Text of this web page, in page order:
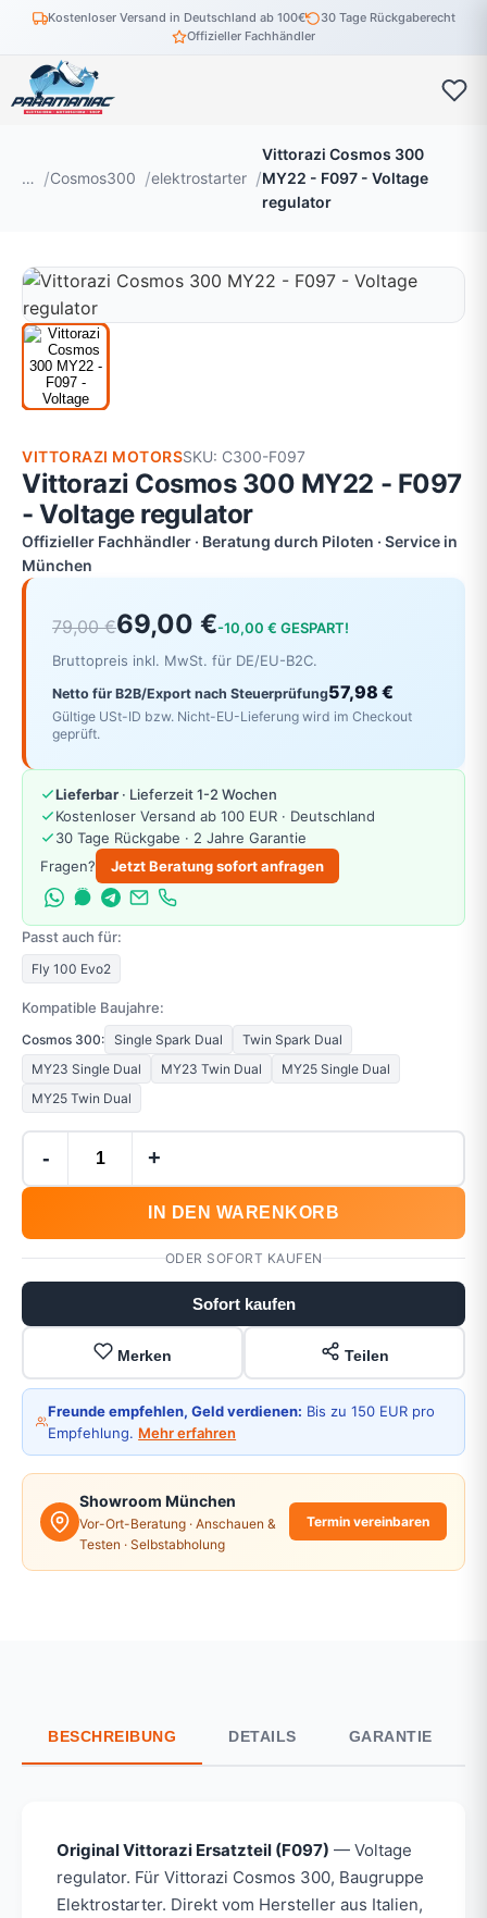
Kostenloser Versand in Deutschland ab 100€
30 Tage Rückgaberecht
Offizieller Fachhändler
… Cosmos300 elektrostarter
Vittorazi Cosmos 300
MY22 - F097 - Voltage
regulator
VITTORAZI MOTORSSKU: C300-F097
Vittorazi Cosmos 300 MY22 - F097
- Voltage regulator
Offizieller Fachhändler · Beratung durch Piloten · Service in
München
79,00 €69,00 €-10,00 € GESPART!
Bruttopreis inkl. MwSt. für DE/EU-B2C.
Netto für B2B/Export nach Steuerprüfung57,98 €
Gültige USt-ID bzw. Nicht-EU-Lieferung wird im Checkout
geprüft.
Lieferbar · Lieferzeit 1-2 Wochen
Kostenloser Versand ab 100 EUR · Deutschland
30 Tage Rückgabe · 2 Jahre Garantie
Fragen?
Jetzt Beratung sofort anfragen
Passt auch für:
Fly 100 Evo2
Kompatible Baujahre:
Cosmos 300: Single Spark Dual
Twin Spark Dual
MY23 Single Dual
MY23 Twin Dual
MY25 Single Dual
MY25 Twin Dual
- +
IN DEN WARENKORB
ODER SOFORT KAUFEN
Sofort kaufen
Merken Teilen
Freunde empfehlen, Geld verdienen: Bis zu 150 EUR pro
Empfehlung. Mehr erfahren
Showroom München
Vor-Ort-Beratung · Anschauen &
Testen · Selbstabholung
Termin vereinbaren
BESCHREIBUNG DETAILS GARANTIE
Original Vittorazi Ersatzteil (F097) — Voltage
regulator. Für Vittorazi Cosmos 300, Baugruppe
Elektrostarter. Direkt vom Hersteller aus Italien,